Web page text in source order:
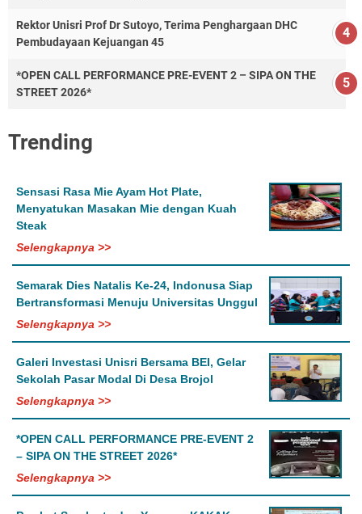
Rektor Unisri Prof Dr Sutoyo, Terima Penghargaan DHC
Pembudayaan Kejuangan 45
*OPEN CALL PERFORMANCE PRE-EVENT 2 – SIPA ON THE
STREET 2026*
Trending
Sensasi Rasa Mie Ayam Hot Plate,
Menyatukan Masakan Mie dengan Kuah
Steak
Selengkapnya >>
Semarak Dies Natalis Ke-24, Indonusa Siap
Bertransformasi Menuju Universitas Unggul
Selengkapnya >>
Galeri Investasi Unisri Bersama BEI, Gelar
Sekolah Pasar Modal Di Desa Brojol
Selengkapnya >>
*OPEN CALL PERFORMANCE PRE-EVENT 2
– SIPA ON THE STREET 2026*
Selengkapnya >>